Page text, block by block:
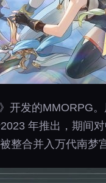
开发的MMORPG
年推出，期间
整合并入万代南梦